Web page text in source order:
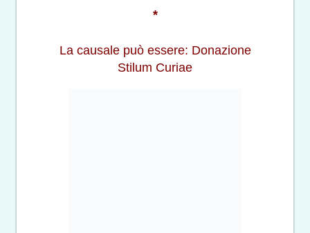
*
La causale può essere: Donazione
Stilum Curiae